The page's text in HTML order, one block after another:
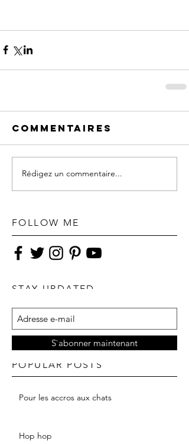
FOLLOW ME
STAY UPDATED
POPULAR POSTS
Commentaires
Rédigez un commentaire...
Pour les accros aux chats
Hop hop
S`abonner maintenant